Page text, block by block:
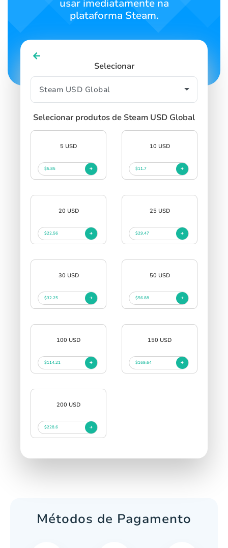
usar imediatamente na
plataforma Steam.
Selecionar
Selecionar produtos de Steam USD Global
5 USD
$5.85
10 USD
$11.7
20 USD
$22.56
25 USD
$29.47
30 USD
$32.25
50 USD
$56.88
100 USD
$114.21
150 USD
$169.64
200 USD
$228.6
Métodos de Pagamento